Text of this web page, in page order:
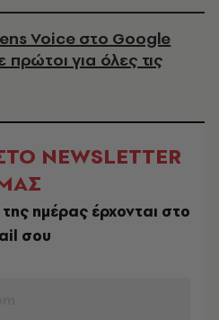
Voice στο Google
πρώτοι για όλες τις
NEWSLETTER
ημέρας έρχονται στο
σου